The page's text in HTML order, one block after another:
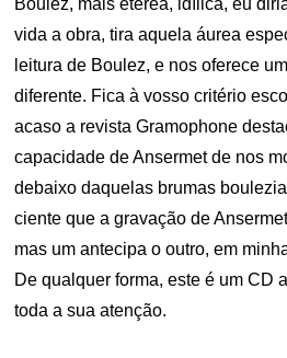
Boulez, mais etérea, idílica, eu
vida a obra, tira aquela áurea
leitura de Boulez, e nos oferece
diferente. Fica à vosso critério
acaso a revista Gramophone
capacidade de Ansermet de nos
debaixo daquelas brumas
ciente que a gravação de
mas um antecipa o outro, em
De qualquer forma, este é um CD
toda a sua atenção.